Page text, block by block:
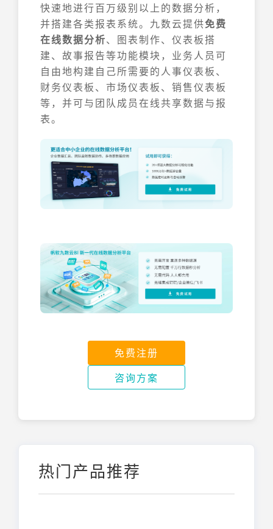
快速地进行百万级别以上的数据分析，
并搭建各类报表系统。九数云提供免费
在线数据分析、图表制作、仪表板搭
建、故事报告等功能模块，业务人员可
自由地构建自己所需要的人事仪表板、
财务仪表板、市场仪表板、销售仪表板
等，并可与团队成员在线共享数据与报
表。
免费注册
咨询方案
热门产品推荐